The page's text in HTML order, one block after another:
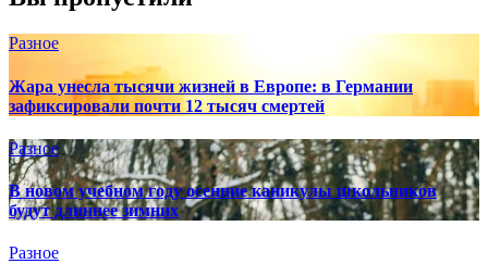
Разное
Жара унесла тысячи жизней в Европе: в Германии
зафиксировали почти 12 тысяч смертей
Разное
В новом учебном году осенние каникулы школьников
будут длиннее зимних
Разное